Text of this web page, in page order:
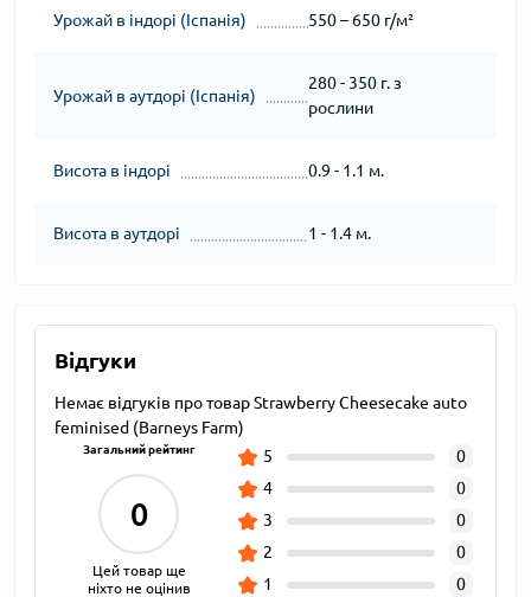
Урожай в індорі (Іспанія) 550 – 650 г/м²
Урожай в аутдорі (Іспанія)
280 - 350 г. з
рослини
Висота в індорі 0.9 - 1.1 м.
Висота в аутдорі 1 - 1.4 м.
Відгуки
Немає відгуків про товар Strawberry Cheesecake auto
feminised (Barneys Farm)
Загальний рейтинг
0
Цей товар ще
ніхто не оцінив
5
0
4
0
3
0
2
0
1
0